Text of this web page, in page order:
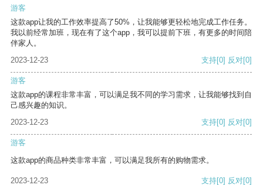
游客
这款app让我的工作效率提高了50%，让我能够更轻松地完成工作任务。
我以前经常加班，现在有了这个app，我可以提前下班，有更多的时间陪
伴家人。
2023-12-23
支持[0] 反对[0]
游客
这款app的课程非常丰富，可以满足我不同的学习需求，让我能够找到自
己感兴趣的知识。
2023-12-23
支持[0] 反对[0]
游客
这款app的商品种类非常丰富，可以满足我所有的购物需求。
2023-12-23 支持[0] 反对[0]